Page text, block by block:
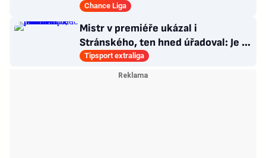
překonal kamaráda
Chance Liga
Mistr v premiéře ukázal i
Stránského, ten hned úřadoval: Je to
pro mě úplně nové…
Tipsport extraliga